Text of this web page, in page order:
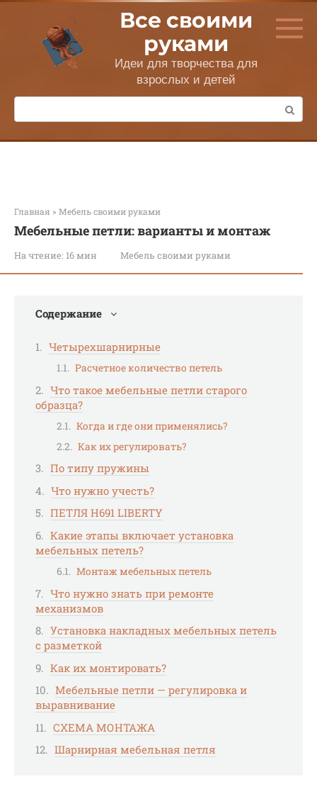
Перейти
контенту
Все своими
руками
Идеи для творчества для
взрослых и детей
Поиск:
Главная » Мебель своими руками
Мебельные петли: варианты и монтаж
На чтение: 16 мин Мебель своими руками
Содержание
Четырехшарнирные
Расчетное количество петель
Что такое мебельные петли старого
образца?
Когда и где они применялись?
Как их регулировать?
По типу пружины
Что нужно учесть?
ПЕТЛЯ H691 LIBERTY
Какие этапы включает установка
мебельных петель?
Монтаж мебельных петель
Что нужно знать при ремонте
механизмов
Установка накладных мебельных петель
с разметкой
Как их монтировать?
Мебельные петли — регулировка и
выравнивание
СХЕМА МОНТАЖА
Шарнирная мебельная петля